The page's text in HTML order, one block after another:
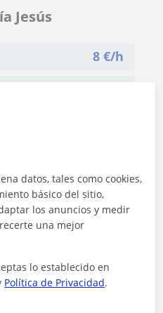
Jesús
8 €/h
datos, tales como cookies,
básico del sitio,
los anuncios y medir
una mejor
lo establecido en
Política de Privacidad.